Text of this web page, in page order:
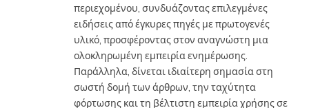
περιεχομένου, συνδυάζοντας επιλεγμένες
ειδήσεις από έγκυρες πηγές με πρωτογενές
υλικό, προσφέροντας στον αναγνώστη μια
ολοκληρωμένη εμπειρία ενημέρωσης.
Παράλληλα, δίνεται ιδιαίτερη σημασία στη
σωστή δομή των άρθρων, την ταχύτητα
φόρτωσης και τη βέλτιστη εμπειρία χρήσης σε